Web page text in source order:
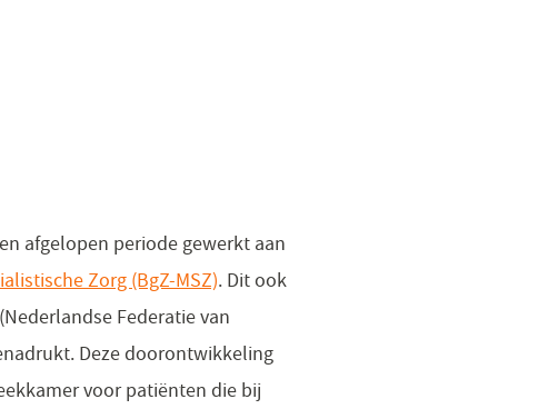
afgelopen periode gewerkt aan
Zorg (BgZ-MSZ). Dit ook
Federatie van
Deze doorontwikkeling
voor patiënten die bij